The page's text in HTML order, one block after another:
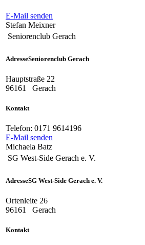
E-Mail senden
Stefan Meixner
Seniorenclub Gerach
AdresseSeniorenclub Gerach
Hauptstraße 22
96161
Gerach
Kontakt
Telefon: 0171 9614196
E-Mail senden
Michaela Batz
SG West-Side Gerach e. V.
AdresseSG West-Side Gerach e. V.
Ortenleite 26
96161
Gerach
Kontakt